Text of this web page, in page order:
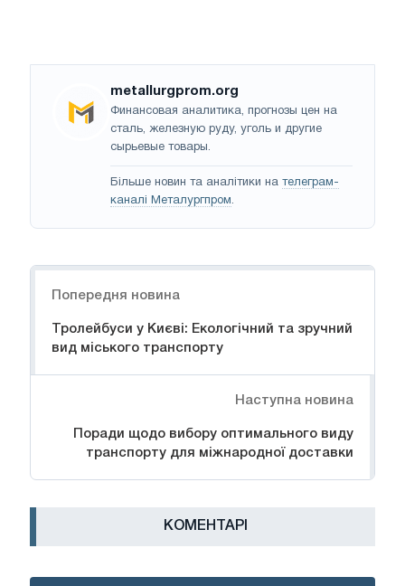
metallurgprom.org
Финансовая аналитика, прогнозы цен на
сталь, железную руду, уголь и другие
сырьевые товары.
Більше новин та аналітики на телеграм-
каналі Металургпром.
Попередня новина
Тролейбуси у Києві: Екологічний та зручний
вид міського транспорту
Наступна новина
Поради щодо вибору оптимального виду
транспорту для міжнародної доставки
КОМЕНТАРІ